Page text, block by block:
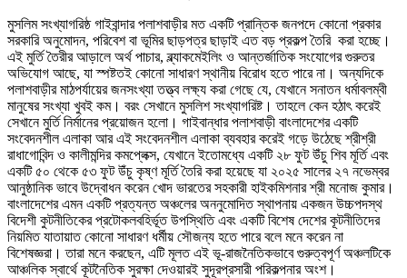
মুসলিম সংখ্যাগরিষ্ঠ গাইবান্দার পলাশবাড়ীর মত একটি প্রান্তিক জনপদে কোনো প্রকার
সরকারি অনুমোদন, পরিবেশ বা ভূমির ছাড়পত্র ছাড়াই এত বড় প্রকল্প তৈরি করা হচ্ছে।
এই মুর্তি তৈরীর আড়ালে অর্থ পাচার, ব্ল্যাকমেইলিং ও আন্তর্জাতিক সংযোগের গুরুতর
অভিযোগ আছে, যা স্পষ্টতই কোনো সাধারণ স্থানীয় বিরোধ হতে পারে না। অন্যদিকে
পলাশবাড়ীর মাঠপর্যায়ের জনসংখ্যা তত্ত্ব লক্ষ্য করা গেছে যে, যেখানে সনাতন ধর্মাবলম্বী
মানুষের সংখ্যা খুবই কম। বরং সেখানে মুসলিশ সংখ্যাগরিষ্ট। তাহলে কেন হঠাৎ করেই
সেখানে মুর্তি নির্মানের প্রয়োজন হলো। গাইবান্ধার পলাশবাড়ী বাংলাদেশের একটি
সংবেদনশীল এলাকা আর এই সংবেদনশীল এলাকা ব্যবহার করেই গড়ে উঠেছে শ্রীশ্রী
রাধাগোবিন্দ ও কালীমন্দির কমপ্লেক্স, যেখানে ইতোমধ্যে একটি ২৮ ফুট উঁচু শিব মূর্তি এবং
একটি ৫০ থেকে ৫৩ ফুট উঁচু কৃষ্ণ মূর্তি তৈরি করা হয়েছে যা ২০২৫ সালের ২৭ নভেম্বর
আনুষ্ঠানিক ভাবে উদ্বোধন করেন খোদ ভারতের সহকারী হাইকমিশনার শ্রী মনোজ কুমার।
বাংলাদেশের এমন একটি প্রত্যন্ত অঞ্চলের অননুমোদিত স্থাপনায় একজন উচ্চপদস্থ
বিদেশী কুটনীতিকের প্রটোকলবহির্ভূত উপস্থিতি এবং একটি বিশেষ দেশের কূটনীতিদের
নিয়মিত যাতায়াত কোনো সাধারণ ধর্মীয় সৌজন্য হতে পারে বলে মনে করেন না
বিশেষজ্ঞরা। তারা মনে করছেন, এটি মূলত এই ভূ-রাজনৈতিকভাবে গুরুত্বপূর্ণ অঞ্চলটিকে
আঞ্চলিক স্বার্থে কূটনৈতিক সুরক্ষা দেওয়ারই সুদূরপ্রসারী পরিকল্পনার অংশ।